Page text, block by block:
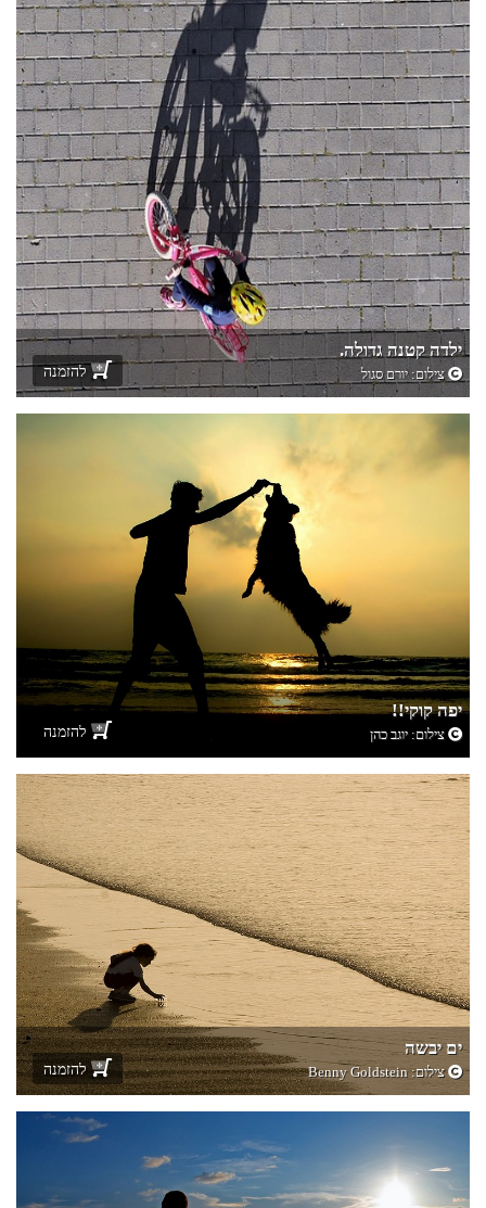
ילדה קטנה גדולה.
צילום:יורם סגול להזמנה
יפה קוקי!!
צילום: יוגב כהן להזמנה
ים יבשה
צילום:Benny Goldstein להזמנה